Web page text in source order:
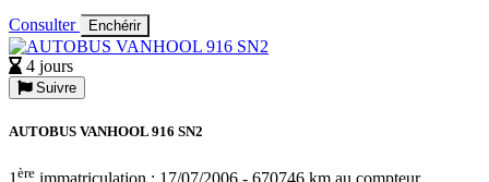
Consulter Enchérir
4 jours
Suivre
AUTOBUS VANHOOL 916 SN2
ère